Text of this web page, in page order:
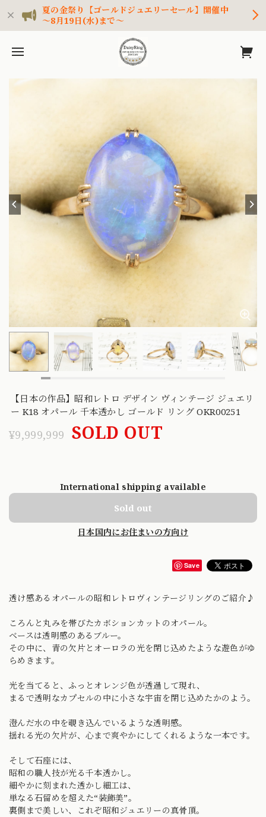
夏の金祭り【ゴールドジュエリーセール】開催中
～8月19日(水)まで～
【日本の作品】昭和レトロ デザイン ヴィンテージ ジュエリ
ー K18 オパール 千本透かし ゴールド リング OKR00251
¥9,999,999 SOLD OUT
International shipping available
Sold out
日本国内にお住まいの方向け
Save
透け感あるオパールの昭和レトロヴィンテージリングのご紹介♪
ころんと丸みを帯びたカボションカットのオパール。
ベースは透明感のあるブルー。
その中に、青の欠片とオーロラの光を閉じ込めたような遊色がゆ
らめきます。
光を当てると、ふっとオレンジ色が透過して現れ、
まるで透明なカプセルの中に小さな宇宙を閉じ込めたかのよう。
澄んだ水の中を覗き込んでいるような透明感。
揺れる光の欠片が、心まで爽やかにしてくれるような一本です。
そして石座には、
昭和の職人技が光る千本透かし。
細やかに刻まれた透かし細工は、
単なる石留めを超えた“装飾美”。
裏側まで美しい、これぞ昭和ジュエリーの真骨頂。